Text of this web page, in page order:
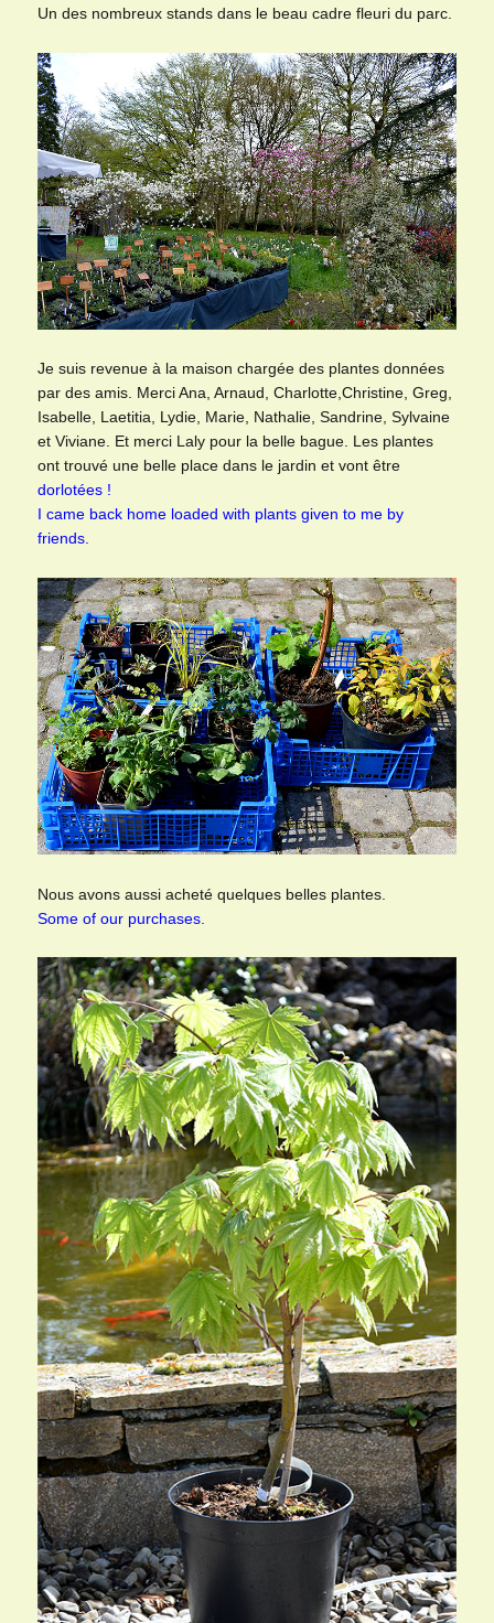
Un des nombreux stands dans le beau cadre fleuri du parc.
Je suis revenue à la maison chargée des plantes données
par des amis. Merci Ana, Arnaud, Charlotte,Christine, Greg,
Isabelle, Laetitia, Lydie, Marie, Nathalie, Sandrine, Sylvaine
et Viviane. Et merci Laly pour la belle bague. Les plantes
ont trouvé une belle place dans le jardin et vont être
dorlotées !
I came back home loaded with plants given to me by
friends.
Nous avons aussi acheté quelques belles plantes.
Some of our purchases.